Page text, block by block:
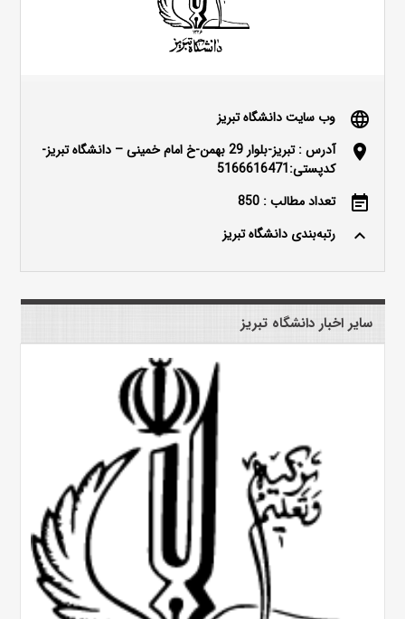
language وب سایت دانشگاه تبریز
location_on
آدرس : تبریز-بلوار 29 بهمن-خ امام خمینی – دانشگاه تبریز-
کدپستی:5166616471
event_note تعداد مطالب : 850
keyboard_arrow_up رتبه‌بندی دانشگاه تبریز
سایر اخبار دانشگاه تبریز